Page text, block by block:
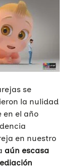
se
la nulidad
en el año
en nuestro
aún escasa